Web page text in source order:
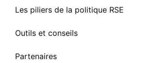
Les piliers de la politique RSE
Outils et conseils
Partenaires